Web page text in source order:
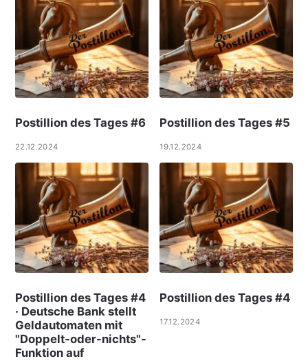
Postillion des Tages #6
22.12.2024
Postillion des Tages #5
19.12.2024
Postillion des Tages #4
· Deutsche Bank stellt
Geldautomaten mit
"Doppelt-oder-nichts"-
Funktion auf
Postillion des Tages #4
17.12.2024